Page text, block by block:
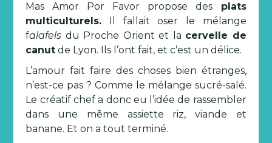
Mas Amor Por Favor propose desplats
multiculturels. Il fallait oser le mélange
falafels du Proche Orient et la cervelle de
canut de Lyon. Ils l’ont fait, et c’est un délice.
L’amour fait faire des choses bien étranges,
n’est-ce pas ? Comme le mélange sucré-salé.
Le créatif chef a donc eu l’idée de rassembler
dans une même assiette riz, viande et
banane. Et on a tout terminé.